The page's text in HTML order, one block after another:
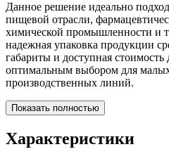
Данное решение идеально
пищевой отрасли,
химической промышленности и
надежная упаковка продукции
габариты и доступная
оптимальным выбором для
производственных линий.
Показать полностью
Характеристики